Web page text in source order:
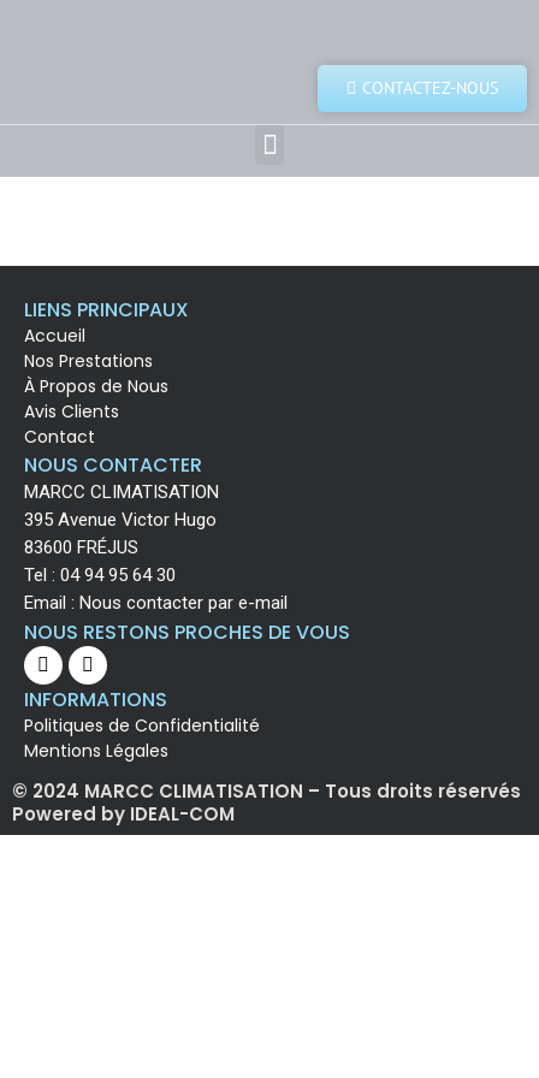
CONTACTEZ-NOUS
LIENS PRINCIPAUX
Accueil
Nos Prestations
À Propos de Nous
Avis Clients
Contact
NOUS CONTACTER
MARCC CLIMATISATION
395 Avenue Victor Hugo
83600 FRÉJUS
Tel : 04 94 95 64 30
Email : Nous contacter par e-mail
NOUS RESTONS PROCHES DE VOUS
INFORMATIONS
Politiques de Confidentialité
Mentions Légales
© 2024 MARCC CLIMATISATION – Tous droits réservés
Powered by IDEAL-COM